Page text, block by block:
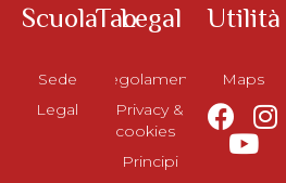
ScuolaTao
Sede
Legal
Legal
Regolamento
Privacy &
cookies
Principi
Utilità
Maps